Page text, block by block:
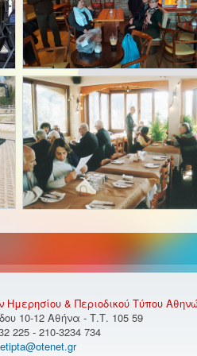
& Περιοδικού Τύπου
10-12 Αθήνα - Τ.Τ. 105 59
225 - 210-3234 734
etipta@otenet.gr